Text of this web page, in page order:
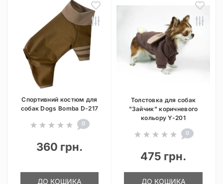
Спортивний костюм для
собак Dogs Bomba D-217
0
360 грн.
ДО КОШИКА
Толстовка для собак
"Зайчик" коричневого
кольору Y-201
0
475 грн.
ДО КОШИКА